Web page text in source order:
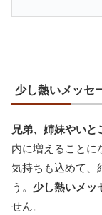
少し熱いメッセ
兄弟、姉妹やいと
内に増えることに
気持ちも込めて、
う。 少し熱いメッ
せん。